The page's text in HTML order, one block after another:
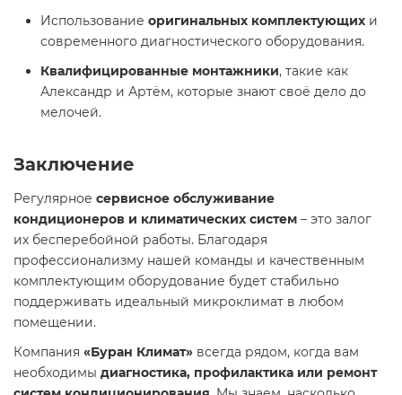
Использование оригинальных комплектующих и
современного диагностического оборудования.
Квалифицированные монтажники, такие как
Александр и Артём, которые знают своё дело до
мелочей.
Заключение
Регулярное сервисное обслуживание
кондиционеров и климатических систем – это залог
их бесперебойной работы. Благодаря
профессионализму нашей команды и качественным
комплектующим оборудование будет стабильно
поддерживать идеальный микроклимат в любом
помещении.
Компания «Буран Климат» всегда рядом, когда вам
необходимы диагностика, профилактика или ремонт